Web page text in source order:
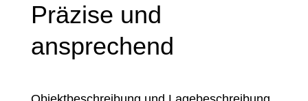
Präzise und
ansprechend